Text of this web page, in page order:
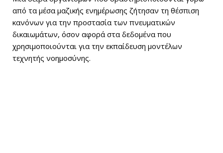
από τα μέσα μαζικής ενημέρωσης ζήτησαν τη θέσπιση
κανόνων για την προστασία των πνευματικών
δικαιωμάτων, όσον αφορά στα δεδομένα που
χρησιμοποιούνται για την εκπαίδευση μοντέλων
τεχνητής νοημοσύνης.